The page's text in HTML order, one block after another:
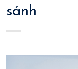
sánh